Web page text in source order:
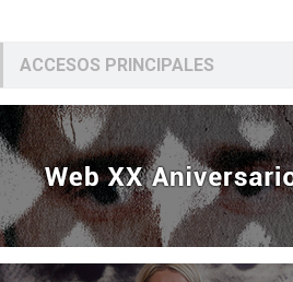
ACCESOS PRINCIPALES